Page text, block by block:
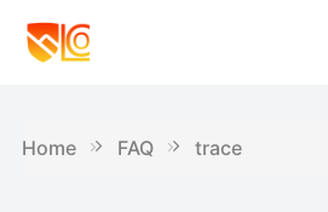
Home FAQ trace